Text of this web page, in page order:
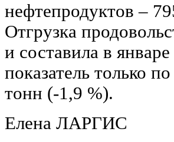
нефтепродуктов –
Отгрузка
и составила в
показатель только
тонн (-1,9 %).
Елена ЛАРГИС